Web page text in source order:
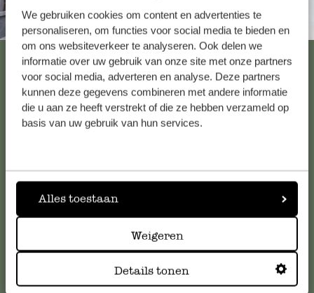
We gebruiken cookies om content en advertenties te
personaliseren, om functies voor social media te bieden en
om ons websiteverkeer te analyseren. Ook delen we
informatie over uw gebruik van onze site met onze partners
voor social media, adverteren en analyse. Deze partners
kunnen deze gegevens combineren met andere informatie
die u aan ze heeft verstrekt of die ze hebben verzameld op
basis van uw gebruik van hun services.
Alles toestaan
Weigeren
Details tonen
Altijd in de buurt
Bekijk alle 62 winkels
Klantenservice
klantenservice. Of bekijk hier het antwoord op de
meestgestelde vragen
Online Klantenservice